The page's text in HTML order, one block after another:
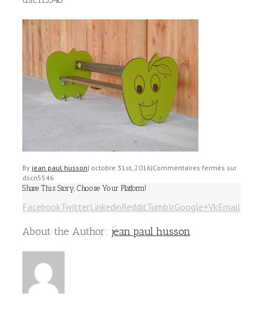
By jean paul husson| octobre 31st, 2016|Commentaires fermés sur
dscn5546
Share This Story, Choose Your Platform!
FacebookTwitterLinkedinRedditTumblrGoogle+VkEmail
About the Author: jean paul husson